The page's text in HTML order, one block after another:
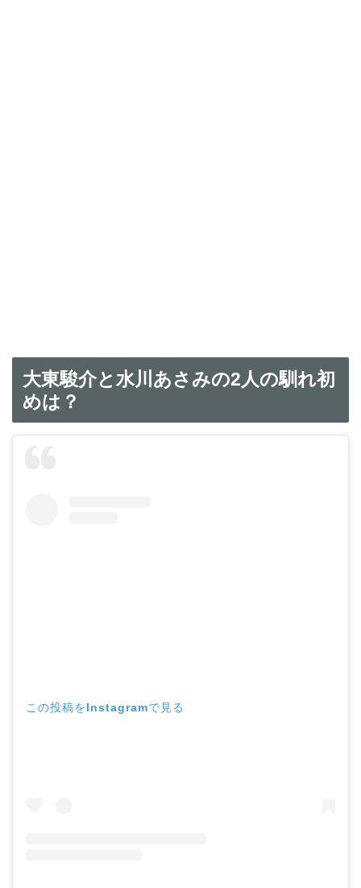
大東駿介と水川あさみの2人の馴れ初
めは？
この投稿をInstagramで見る